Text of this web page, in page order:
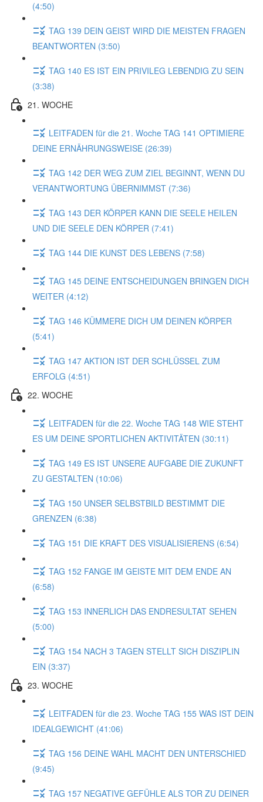
(4:50)
TAG 139 DEIN GEIST WIRD DIE MEISTEN FRAGEN
BEANTWORTEN (3:50)
TAG 140 ES IST EIN PRIVILEG LEBENDIG ZU SEIN
(3:38)
21. WOCHE
LEITFADEN für die 21. Woche TAG 141 OPTIMIERE
DEINE ERNÄHRUNGSWEISE (26:39)
TAG 142 DER WEG ZUM ZIEL BEGINNT, WENN DU
VERANTWORTUNG ÜBERNIMMST (7:36)
TAG 143 DER KÖRPER KANN DIE SEELE HEILEN
UND DIE SEELE DEN KÖRPER (7:41)
TAG 144 DIE KUNST DES LEBENS (7:58)
TAG 145 DEINE ENTSCHEIDUNGEN BRINGEN DICH
WEITER (4:12)
TAG 146 KÜMMERE DICH UM DEINEN KÖRPER
(5:41)
TAG 147 AKTION IST DER SCHLÜSSEL ZUM
ERFOLG (4:51)
22. WOCHE
LEITFADEN für die 22. Woche TAG 148 WIE STEHT
ES UM DEINE SPORTLICHEN AKTIVITÄTEN (30:11)
TAG 149 ES IST UNSERE AUFGABE DIE ZUKUNFT
ZU GESTALTEN (10:06)
TAG 150 UNSER SELBSTBILD BESTIMMT DIE
GRENZEN (6:38)
TAG 151 DIE KRAFT DES VISUALISIERENS (6:54)
TAG 152 FANGE IM GEISTE MIT DEM ENDE AN
(6:58)
TAG 153 INNERLICH DAS ENDRESULTAT SEHEN
(5:00)
TAG 154 NACH 3 TAGEN STELLT SICH DISZIPLIN
EIN (3:37)
23. WOCHE
LEITFADEN für die 23. Woche TAG 155 WAS IST DEIN
IDEALGEWICHT (41:06)
TAG 156 DEINE WAHL MACHT DEN UNTERSCHIED
(9:45)
TAG 157 NEGATIVE GEFÜHLE ALS TOR ZU DEINER